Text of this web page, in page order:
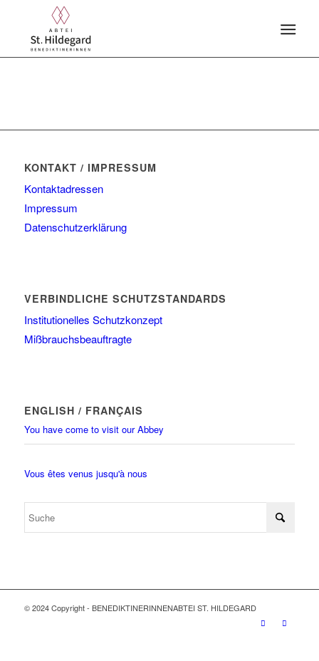
KONTAKT / IMPRESSUM
Kontaktadressen
Impressum
Datenschutzerklärung
VERBINDLICHE SCHUTZSTANDARDS
Institutionelles Schutzkonzept
Mißbrauchsbeauftragte
ENGLISH / FRANÇAIS
You have come to visit our Abbey
Vous êtes venus jusqu'à nous
© 2024 Copyright - BENEDIKTINERINNENABTEI ST. HILDEGARD